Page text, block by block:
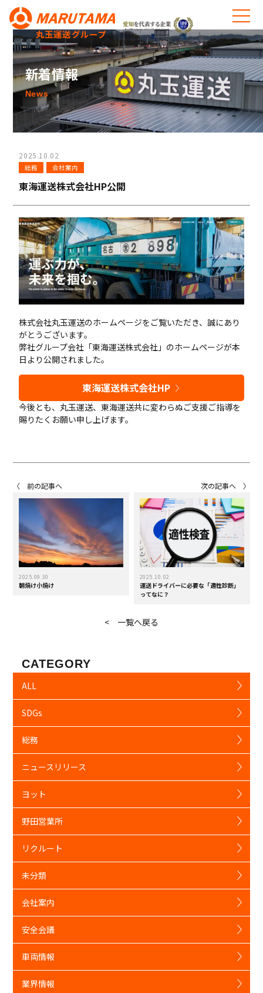
丸玉運送グループ
新着情報
News
2025.10.02
総務 会社案内
東海運送株式会社HP公開
株式会社丸玉運送のホームページをご覧いただき、誠にあり
がとうございます。
弊社グループ会社「東海運送株式会社」のホームページが本
日より公開されました。
東海運送株式会社HP
今後とも、丸玉運送、東海運送共に変わらぬご支援ご指導を
賜りたくお願い申し上げます。
〈 前の記事へ
2025.09.30
朝焼け小焼け
次の記事へ 〉
2025.10.02
運送ドライバーに必要な「適性診断」
ってなに？
< 一覧へ戻る
CATEGORY
ALL
SDGs
総務
ニュースリリース
ヨット
野田営業所
リクルート
未分類
会社案内
安全会議
車両情報
業界情報